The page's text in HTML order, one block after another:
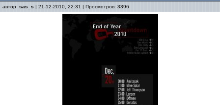
автор: sas_s | 21-12-2010, 22:31 | Просмотров: 3396